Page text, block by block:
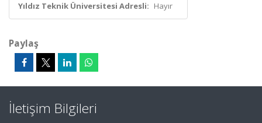
Yıldız Teknik Üniversitesi Adresli: Hayır
Paylaş
İletişim Bilgileri